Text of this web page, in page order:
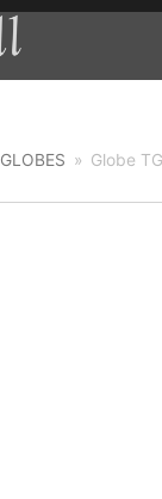
GLOBES » Globe